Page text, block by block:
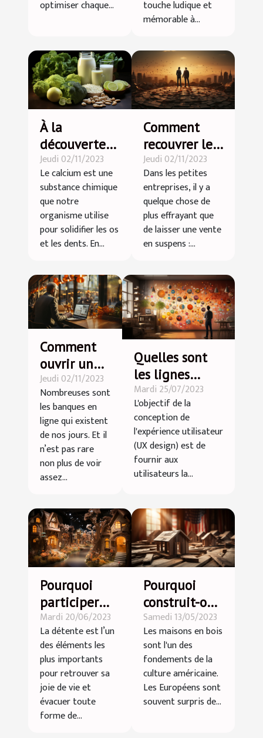
optimiser chaque...
touche ludique et
mémorable à...
À la
découverte
des aliments
riches en
calcium !
Jeudi 02/11/2023
Le calcium est une
substance chimique
que notre
organisme utilise
pour solidifier les os
et les dents. En...
Comment
recouvrer les
dettes des
clients sans
perdre la
bonne
relation ?
Jeudi 02/11/2023
Dans les petites
entreprises, il y a
quelque chose de
plus effrayant que
de laisser une vente
en suspens :...
Comment
ouvrir un
compte
bancaire en
ligne ?
Jeudi 02/11/2023
Nombreuses sont
les banques en
ligne qui existent
de nos jours. Et il
n’est pas rare
non plus de voir
assez...
Quelles sont
les lignes
directrices
fondamentales
pour créer une
UX design
positive ?
Mardi 25/07/2023
L'objectif de la
conception de
l'expérience utilisateur
(UX design) est de
fournir aux
utilisateurs la...
Pourquoi
participer
aux
programmes
du grand
parc
d’attraction
indoor
Kermiland ?
Mardi 20/06/2023
La détente est l’un
des éléments les
plus importants
pour retrouver sa
joie de vie et
évacuer toute
forme de...
Pourquoi
construit-on
des maisons
en bois aux
USA ?
Samedi 13/05/2023
Les maisons en bois
sont l'un des
fondements de la
culture américaine.
Les Européens sont
souvent surpris de...